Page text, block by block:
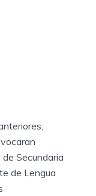
Secundaria
de Lengua